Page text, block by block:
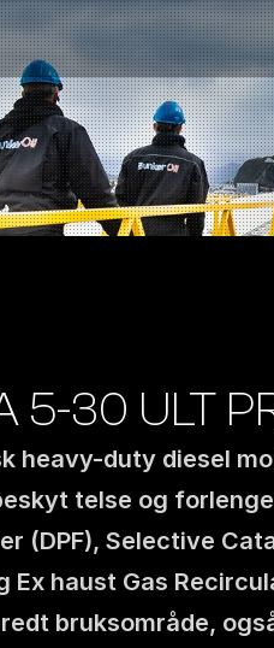
5-30 ULT
heavy-duty diesel
telse og
(DPF), Selective
haust Gas
bruksområde,